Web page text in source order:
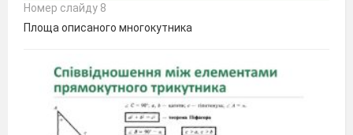
Номер слайду 8
Площа описаного многокутника